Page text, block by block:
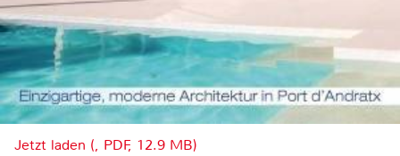
Jetzt laden (, PDF, 12.9 MB)